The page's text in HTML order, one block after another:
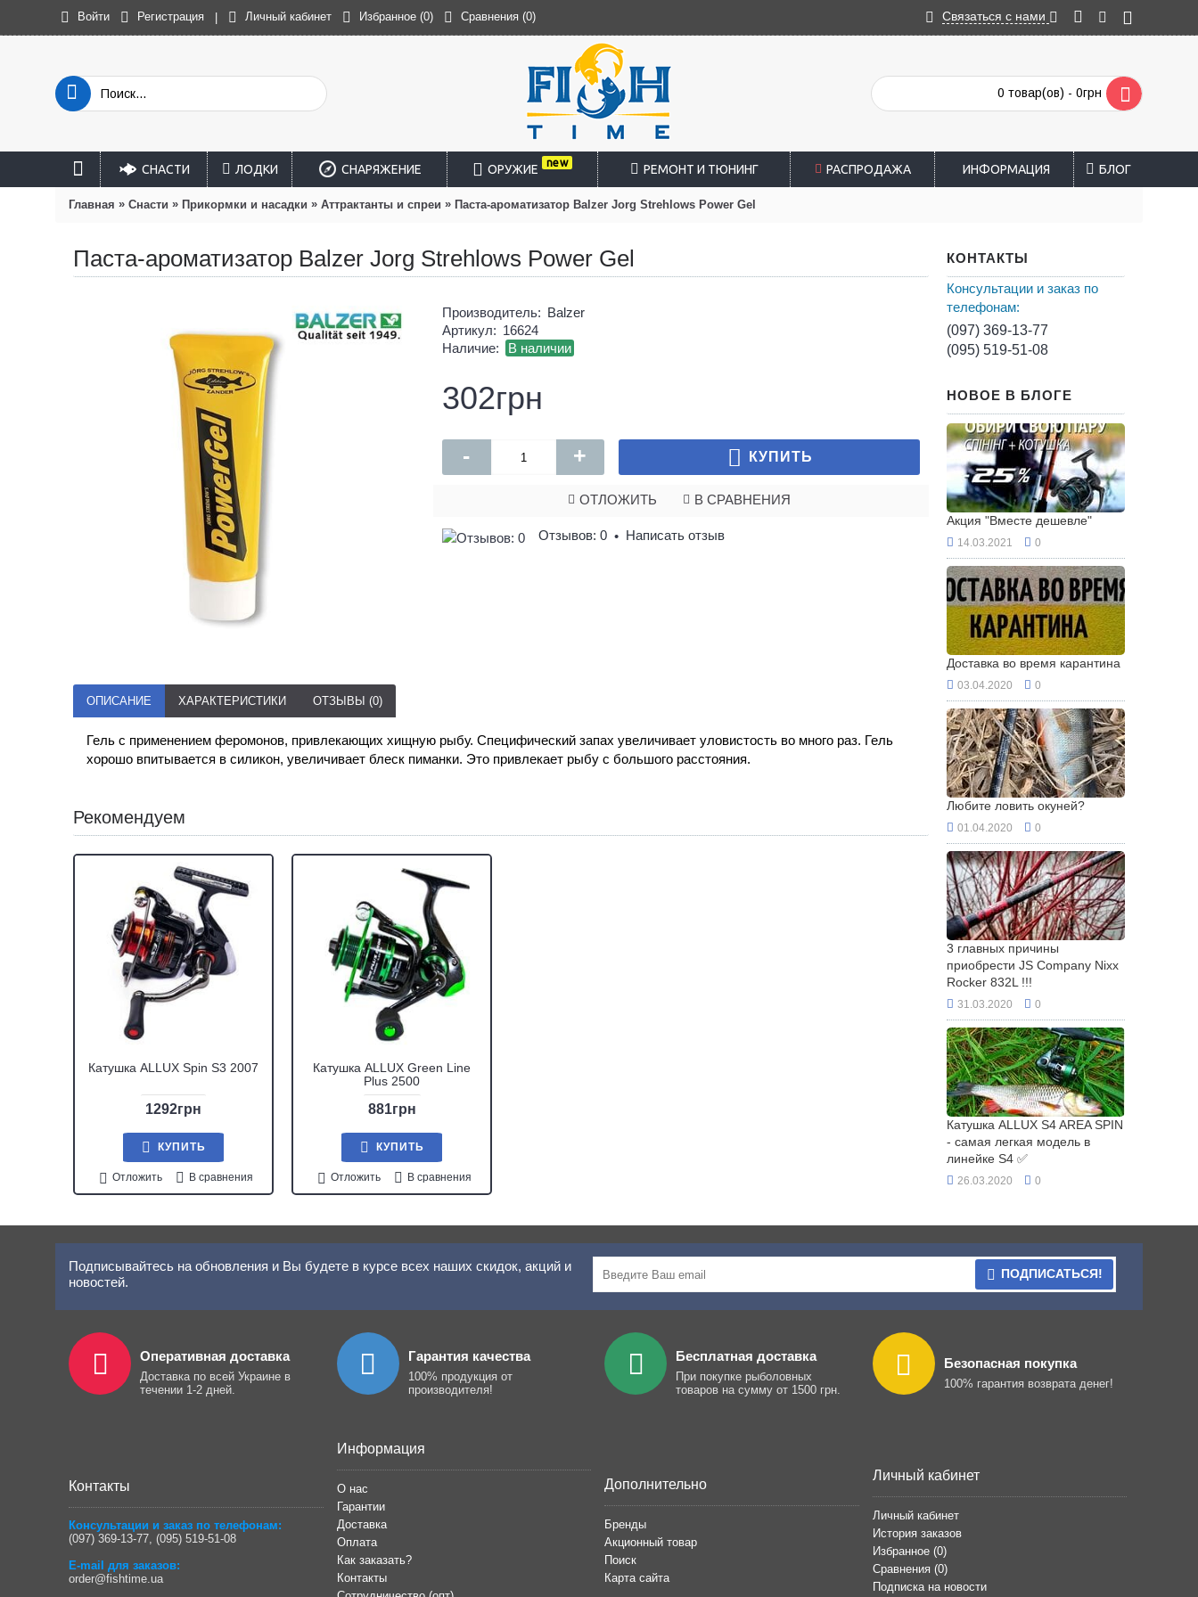
Войти Регистрация Личный кабинет Избранное (0) Сравнения (0) Связаться с нами
0 товар(ов) - 0грн
СНАСТИ ЛОДКИ СНАРЯЖЕНИЕ ОРУЖИЕ new РЕМОНТ И ТЮНИНГ РАСПРОДАЖА ИНФОРМАЦИЯ БЛОГ
Главная » Снасти » Прикормки и насадки » Аттрактанты и спреи » Паста-ароматизатор Balzer Jorg Strehlows Power Gel
КОНТАКТЫ
Консультации и заказ по
телефонам:
(097) 369-13-77
(095) 519-51-08
НОВОЕ В БЛОГЕ
Акция "Вместе дешевле"
14.03.2021 0
Доставка во время карантина
03.04.2020 0
Любите ловить окуней?
01.04.2020 0
3 главных причины
приобрести JS Company Nixx
Rocker 832L !!!
31.03.2020 0
Катушка ALLUX S4 AREA SPIN
- самая легкая модель в
линейке S4 ✅
26.03.2020 0
Паста-ароматизатор Balzer Jorg Strehlows Power Gel
Производитель: Balzer
Артикул: 16624
Наличие:
В наличии
302грн
- + КУПИТЬ
ОТЛОЖИТЬ В СРАВНЕНИЯ
Отзывов: 0 • Написать отзыв
ОПИСАНИЕ ХАРАКТЕРИСТИКИ ОТЗЫВЫ (0)
Гель с применением феромонов, привлекающих хищную рыбу. Специфический запах увеличивает уловистость во много раз. Гель
хорошо впитывается в силикон, увеличивает блеск пиманки. Это привлекает рыбу с большого расстояния.
Рекомендуем
Катушка ALLUX Spin S3 2007
1292грн
КУПИТЬ
Отложить В сравнения
Катушка ALLUX Green Line
Plus 2500
881грн
КУПИТЬ
Отложить В сравнения
Подписывайтесь на обновления и Вы будете в курсе всех наших скидок, акций и
новостей.
ПОДПИСАТЬСЯ!
Оперативная доставка
Доставка по всей Украине в
течении 1-2 дней.
Гарантия качества
100% продукция от
производителя!
Бесплатная доставка
При покупке рыболовных
товаров на сумму от 1500 грн.
Безопасная покупка
100% гарантия возврата денег!
Контакты
Консультации и заказ по телефонам:
(097) 369-13-77, (095) 519-51-08
E-mail для заказов:
order@fishtime.ua
Информация
О нас
Гарантии
Доставка
Оплата
Как заказать?
Контакты
Дополнительно
Бренды
Акционный товар
Поиск
Карта сайта
Личный кабинет
Личный кабинет
История заказов
Избранное (0)
Сравнения (0)
Подписка на новости